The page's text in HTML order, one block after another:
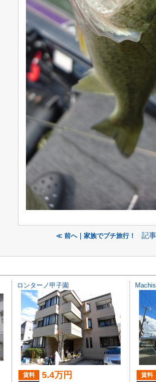
≪ 前へ｜家族でプチ旅行！ 記
ロンターノ甲子園
賃料 5.4万円 賃料